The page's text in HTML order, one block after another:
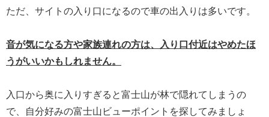
ただ、サイトの入り口になるので車の出入りは多いです。
音が気になる方や家族連れの方は、入り口付近はやめたほ
うがいいかもしれません。
入口から奥に入りすぎると富士山が林で隠れてしまうの
で、自分好みの富士山ビューポイントを探してみましょ